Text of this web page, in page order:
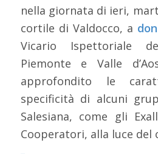
nella giornata di ieri,
cortile di Valdocco, a
Vicario Ispettoriale
Piemonte e Valle
approfondito le
specificità di alcuni
Salesiana, come gli
Cooperatori, alla luce del